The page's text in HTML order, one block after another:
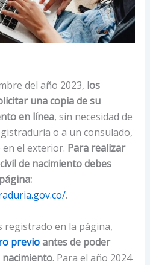
del año 2023, los
una copia de su
en línea, sin necesidad de
o a un consulado,
el exterior. Para realizar
de nacimiento debes
.
registrado en la página,
previoantes de poder
. Para el año 2024